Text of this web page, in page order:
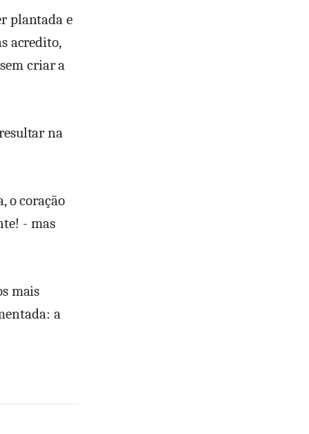
plantada e
acredito,
criar a
na
o coração
- mas
mais
a